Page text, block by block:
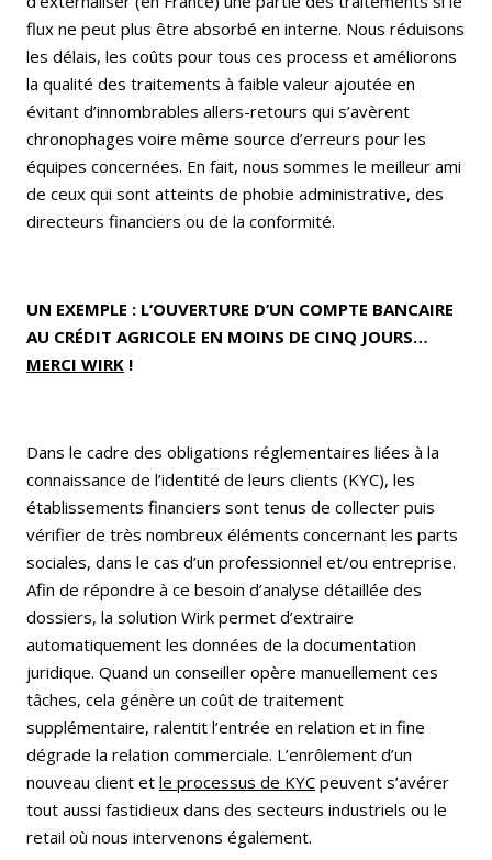
flux ne peut plus être absorbé en interne. Nous réduisons
les délais, les coûts pour tous ces process et améliorons
la qualité des traitements à faible valeur ajoutée en
évitant d’innombrables allers-retours qui s’avèrent
chronophages voire même source d’erreurs pour les
équipes concernées. En fait, nous sommes le meilleur ami
de ceux qui sont atteints de phobie administrative, des
directeurs financiers ou de la conformité.
UN EXEMPLE : L’OUVERTURE D’UN COMPTE BANCAIRE
AU CRÉDIT AGRICOLE EN MOINS DE CINQ JOURS…
MERCI WIRK !
Dans le cadre des obligations réglementaires liées à la
connaissance de l’identité de leurs clients (KYC), les
établissements financiers sont tenus de collecter puis
vérifier de très nombreux éléments concernant les parts
sociales, dans le cas d’un professionnel et/ou entreprise.
Afin de répondre à ce besoin d’analyse détaillée des
dossiers, la solution Wirk permet d’extraire
automatiquement les données de la documentation
juridique. Quand un conseiller opère manuellement ces
tâches, cela génère un coût de traitement
supplémentaire, ralentit l’entrée en relation et in fine
dégrade la relation commerciale. L’enrôlement d’un
nouveau client et le processus de KYC peuvent s’avérer
tout aussi fastidieux dans des secteurs industriels ou le
retail où nous intervenons également.